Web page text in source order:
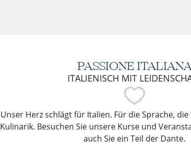
PASSIONE
ITALIENISCH MIT
Unser Herz schlägt für Italien. Für die Sprache,
Kulinarik. Besuchen Sie unsere Kurse und
auch Sie ein Teil der Dante.